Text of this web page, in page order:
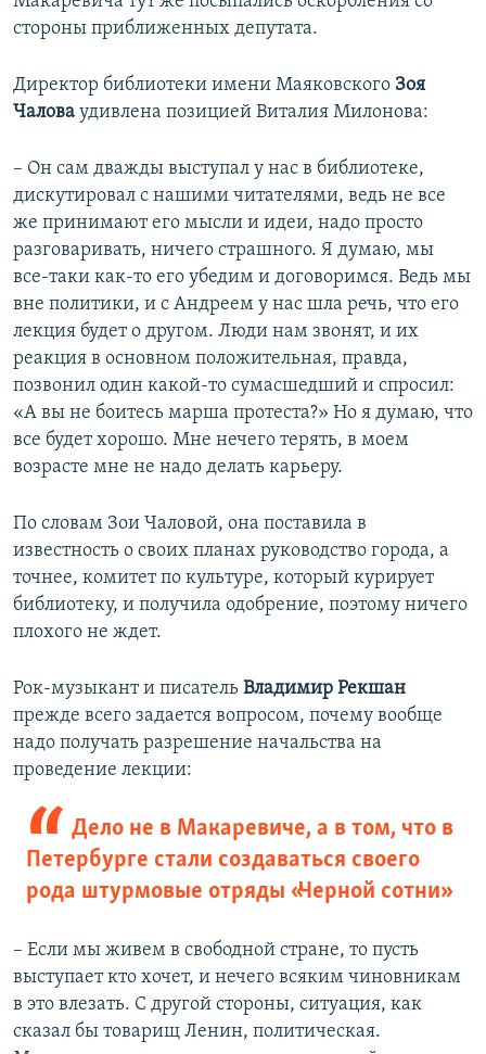
стороны приближенных депутата.
Директор библиотеки имени Маяковского Зоя
Чалова удивлена позицией Виталия Милонова:
– Он сам дважды выступал у нас в библиотеке,
дискутировал с нашими читателями, ведь не все
же принимают его мысли и идеи, надо просто
разговаривать, ничего страшного. Я думаю, мы
все-таки как-то его убедим и договоримся. Ведь мы
вне политики, и с Андреем у нас шла речь, что его
лекция будет о другом. Люди нам звонят, и их
реакция в основном положительная, правда,
позвонил один какой-то сумасшедший и спросил:
«А вы не боитесь марша протеста?» Но я думаю, что
все будет хорошо. Мне нечего терять, в моем
возрасте мне не надо делать карьеру.
По словам Зои Чаловой, она поставила в
известность о своих планах руководство города, а
точнее, комитет по культуре, который курирует
библиотеку, и получила одобрение, поэтому ничего
плохого не ждет.
Рок-музыкант и писатель Владимир Рекшан
прежде всего задается вопросом, почему вообще
надо получать разрешение начальства на
проведение лекции:
Дело не в Макаревиче, а в том, что в
Петербурге стали создаваться своего
рода штурмовые отряды «Черной сотни»
– Если мы живем в свободной стране, то пусть
выступает кто хочет, и нечего всяким чиновникам
в это влезать. С другой стороны, ситуация, как
сказал бы товарищ Ленин, политическая.